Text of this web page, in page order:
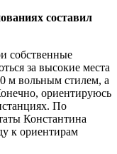
составил
собственные
за высокие места
м вольным стилем, а
ориентируюсь
По
Константина
к ориентирам